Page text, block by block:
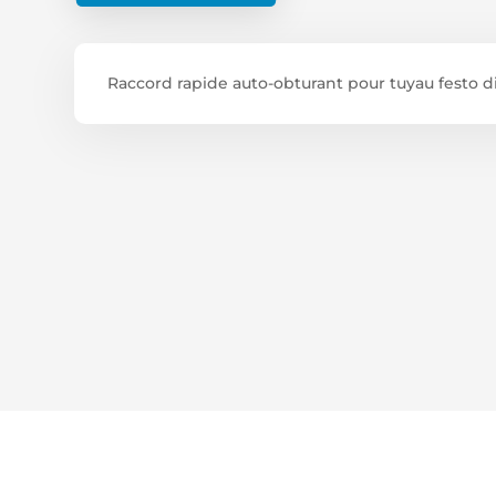
Raccord rapide auto-obturant pour tuyau festo